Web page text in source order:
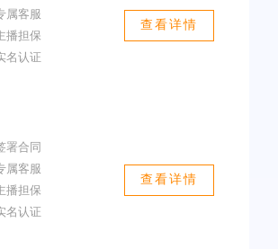
属客服
播担保
名认证
查看详情
署合同
属客服
播担保
名认证
查看详情